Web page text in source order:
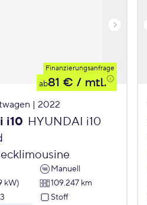
Finanzierungsanfrage
ab81 € / mtl.
| 2022
i10 HYUNDAI i10
Manuell
kW)
109.247 km
Stoff